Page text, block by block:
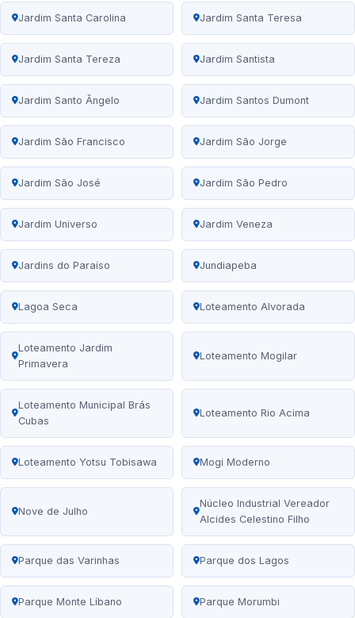
Jardim Santa Carolina Jardim Santa Teresa
Jardim Santa Tereza Jardim Santista
Jardim Santo Ângelo Jardim Santos Dumont
Jardim São Francisco Jardim São Jorge
Jardim São José Jardim São Pedro
Jardim Universo Jardim Veneza
Jardins do Paraíso Jundiapeba
Lagoa Seca Loteamento Alvorada
Loteamento Jardim
Primavera
Loteamento Mogilar
Loteamento Municipal Brás
Cubas
Loteamento Rio Acima
Loteamento Yotsu Tobisawa Mogi Moderno
Nove de Julho
Núcleo Industrial Vereador
Alcides Celestino Filho
Parque das Varinhas Parque dos Lagos
Parque Monte Líbano Parque Morumbi